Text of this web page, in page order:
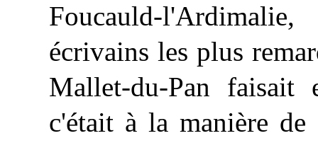
Foucauld-
écrivains les plus
Mallet-du-Pan faisait
c'était à la manière